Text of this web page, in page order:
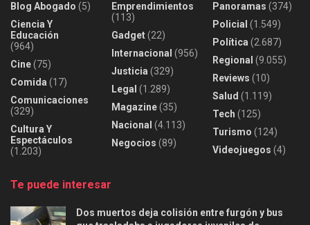
Blog Abogado (5)
Ciencia Y
Educación
(964)
Cine(75)
Comida (17)
Comunicaciones
(329)
Cultura Y
Espectáculos
(1.203)
Emprendimientos
(113)
Gadget(22)
Internacional (956)
Justicia (329)
Legal (1.289)
Magazine(35)
Nacional (4.113)
Negocios (89)
Panoramas (374)
Policial (1.549)
Política (2.687)
Regional (9.055)
Reviews (10)
Salud (1.119)
Tech (125)
Turismo (124)
Videojuegos (4)
Te puede interesar
Dos muertos deja colisión entre furgón y bus